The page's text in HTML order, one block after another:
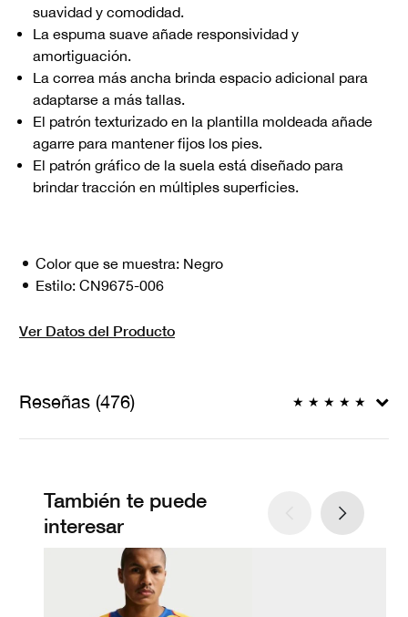
suavidad y comodidad.
La espuma suave añade responsividad y
amortiguación.
La correa más ancha brinda espacio adicional para
adaptarse a más tallas.
El patrón texturizado en la plantilla moldeada añade
agarre para mantener fijos los pies.
El patrón gráfico de la suela está diseñado para
brindar tracción en múltiples superficies.
Color que se muestra: Negro
Estilo: CN9675-006
Ver Datos del Producto
Reseñas (476) ★ ★ ★ ★ ★
También te puede
interesar